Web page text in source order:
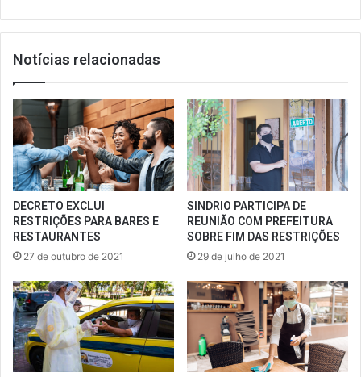
Notícias relacionadas
DECRETO EXCLUI
RESTRIÇÕES PARA BARES E
RESTAURANTES
27 de outubro de 2021
SINDRIO PARTICIPA DE
REUNIÃO COM PREFEITURA
SOBRE FIM DAS RESTRIÇÕES
29 de julho de 2021